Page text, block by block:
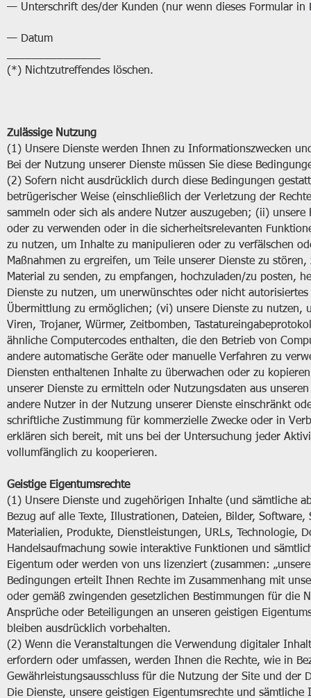
— Unterschrift des/der Kunden (nur wenn dieses Formular in
— Datum
(*) Nichtzutreffendes löschen.
Zulässige Nutzung
(1) Unsere Dienste werden Ihnen zu Informationszwecken
Bei der Nutzung unserer Dienste müssen Sie diese
(2) Sofern nicht ausdrücklich durch diese Bedingungen
betrügerischer Weise (einschließlich der Verletzung der
sammeln oder sich als andere Nutzer auszugeben; (ii)
oder zu verwenden oder in die sicherheitsrelevanten
zu nutzen, um Inhalte zu manipulieren oder zu verfälschen
Maßnahmen zu ergreifen, um Teile unserer Dienste zu
Material zu senden, zu empfangen, hochzuladen/zu posten,
Dienste zu nutzen, um unerwünschtes oder nicht
Übermittlung zu ermöglichen; (vi) unsere Dienste zu nutzen,
Viren, Trojaner, Würmer, Zeitbomben,
ähnliche Computercodes enthalten, die den Betrieb von
andere automatische Geräte oder manuelle Verfahren zu
Diensten enthaltenen Inhalte zu überwachen oder zu
unserer Dienste zu ermitteln oder Nutzungsdaten aus
andere Nutzer in der Nutzung unserer Dienste einschränkt
schriftliche Zustimmung für kommerzielle Zwecke oder in
erklären sich bereit, mit uns bei der Untersuchung jeder
vollumfänglich zu kooperieren.
Geistige Eigentumsrechte
(1) Unsere Dienste und zugehörigen Inhalte (und sämtliche
Bezug auf alle Texte, Illustrationen, Dateien, Bilder,
Materialien, Produkte, Dienstleistungen, URLs, Technologie,
Handelsaufmachung sowie interaktive Funktionen und
Eigentum oder werden von uns lizenziert (zusammen:
Bedingungen erteilt Ihnen Rechte im Zusammenhang mit
oder gemäß zwingenden gesetzlichen Bestimmungen für die
Ansprüche oder Beteiligungen an unseren geistigen
bleiben ausdrücklich vorbehalten.
(2) Wenn die Veranstaltungen die Verwendung digitaler
erfordern oder umfassen, werden Ihnen die Rechte, wie in
Gewährleistungsausschluss für die Nutzung der Site und der
Die Dienste, unsere geistigen Eigentumsrechte und